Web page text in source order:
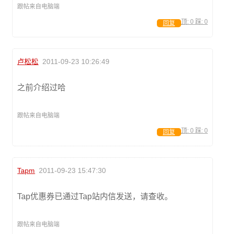
跟帖来自电脑端
顶: 0 踩: 0
回复
卢松松 2011-09-23 10:26:49
之前介绍过哈
跟帖来自电脑端
顶: 0 踩: 0
回复
Tapm 2011-09-23 15:47:30
Tap优惠券已通过Tap站内信发送，请查收。
跟帖来自电脑端